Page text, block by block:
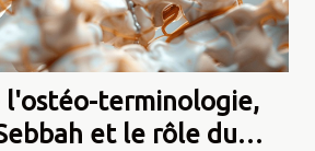
l'ostéo-terminologie,
et le rôle du